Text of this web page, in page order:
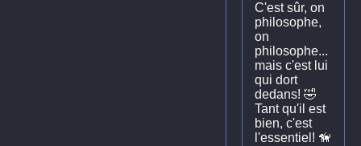
C'est sûr, on
philosophe,
on
philosophe...
mais c'est lui
qui dort
dedans! 🤣
Tant qu'il est
bien, c'est
l'essentiel! 🦮